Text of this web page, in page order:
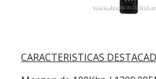
CARACTERISTICAS